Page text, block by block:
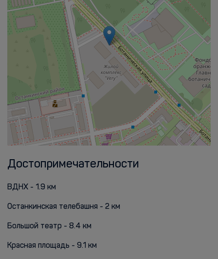
Достопримечательности
ВДНХ - 1.9 км
Останкинская телебашня - 2 км
Большой театр - 8.4 км
Красная площадь - 9.1 км